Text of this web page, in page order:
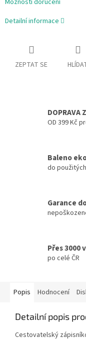
Možnosti doručení
Detailní informace
ZEPTAT SE
DOPRAVA
OD 399 Kč
Baleno
do
Garance
Přes 3000
po celé ČR
Popis Hodnocení
Detailní popis
Cestovatelský